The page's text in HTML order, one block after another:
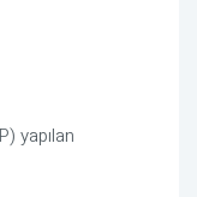
yapılan